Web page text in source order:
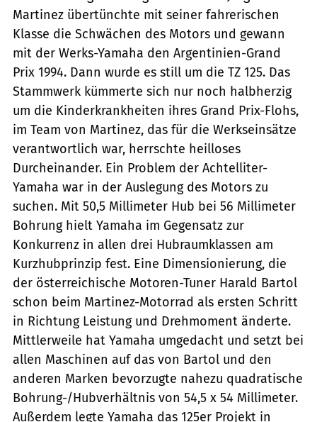
Martinez übertünchte mit seiner fahrerischen
Klasse die Schwächen des Motors und gewann
mit der Werks-Yamaha den Argentinien-Grand
Prix 1994. Dann wurde es still um die TZ 125. Das
Stammwerk kümmerte sich nur noch halbherzig
um die Kinderkrankheiten ihres Grand Prix-Flohs,
im Team von Martinez, das für die Werkseinsätze
verantwortlich war, herrschte heilloses
Durcheinander. Ein Problem der Achtelliter-
Yamaha war in der Auslegung des Motors zu
suchen. Mit 50,5 Millimeter Hub bei 56 Millimeter
Bohrung hielt Yamaha im Gegensatz zur
Konkurrenz in allen drei Hubraumklassen am
Kurzhubprinzip fest. Eine Dimensionierung, die
der österreichische Motoren-Tuner Harald Bartol
schon beim Martinez-Motorrad als ersten Schritt
in Richtung Leistung und Drehmoment änderte.
Mittlerweile hat Yamaha umgedacht und setzt bei
allen Maschinen auf das von Bartol und den
anderen Marken bevorzugte nahezu quadratische
Bohrung-/Hubverhältnis von 54,5 x 54 Millimeter.
Außerdem legte Yamaha das 125er Projekt in